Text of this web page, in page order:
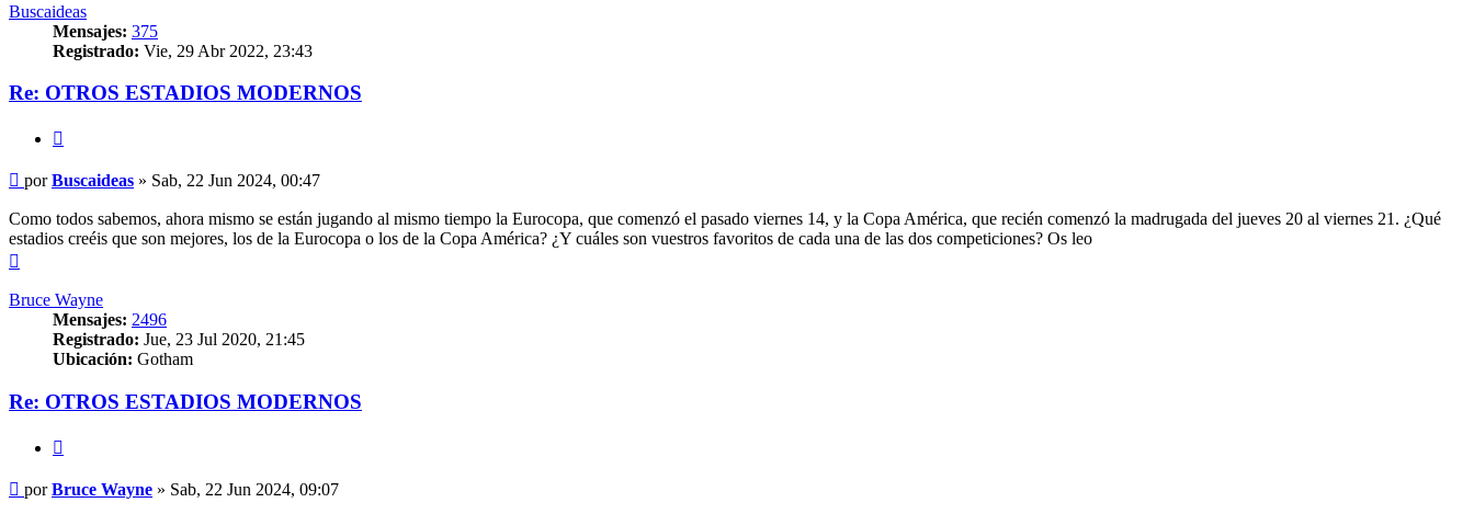
Buscaideas
Mensajes: 375
Registrado: Vie, 29 Abr 2022, 23:43
Re: OTROS ESTADIOS MODERNOS
Mensaje
porBuscaideas » Sab, 22 Jun 2024, 00:47
Como todos sabemos, ahora mismo se están jugando al mismo tiempo la Eurocopa, que comenzó el pasado viernes 14, y la Copa América, que recién comenzó la madrugada del jueves 20 al viernes 21. ¿Qué
estadios creéis que son mejores, los de la Eurocopa o los de la Copa América? ¿Y cuáles son vuestros favoritos de cada una de las dos competiciones? Os leo
Bruce Wayne
Mensajes: 2496
Registrado: Jue, 23 Jul 2020, 21:45
Ubicación: Gotham
Re: OTROS ESTADIOS MODERNOS
Mensaje
porBruce Wayne » Sab, 22 Jun 2024, 09:07